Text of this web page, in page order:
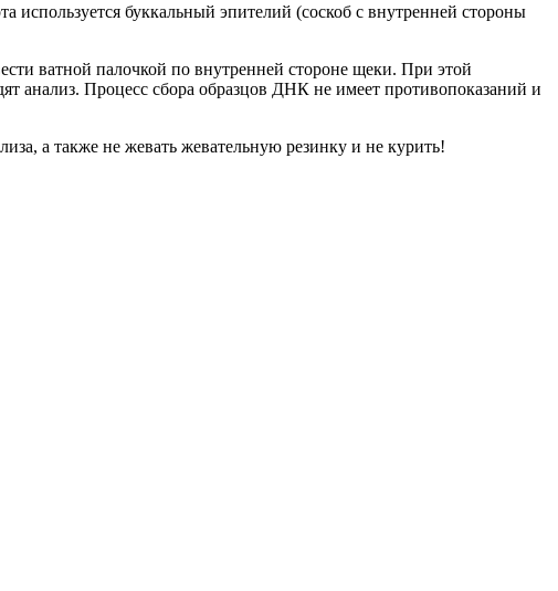
буккальный эпителий (соскоб с внутренней стороны
ватной палочкой по внутренней стороне щеки. При этой
анализ. Процесс сбора образцов ДНК не имеет противопоказаний и
а также не жевать жевательную резинку и не курить!